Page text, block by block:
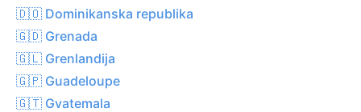
🇩🇴 Dominikanska republika
🇬🇩 Grenada
🇬🇱 Grenlandija
🇬🇵 Guadeloupe
🇬🇹 Gvatemala